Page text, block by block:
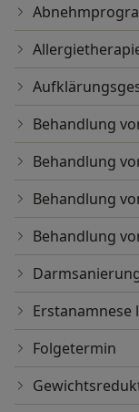
Behandlung
Behandlung
Behandlung
Behandlung
Erstanamnese
Folgetermin